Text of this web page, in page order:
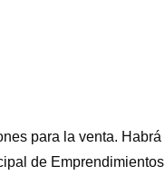
para la venta. Habrá
de Emprendimientos